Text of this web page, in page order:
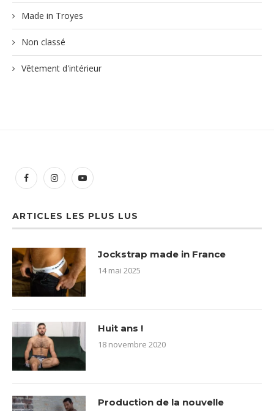
Made in Troyes
Non classé
Vêtement d'intérieur
ARTICLES LES PLUS LUS
Jockstrap made in France
14 mai 2025
Huit ans !
18 novembre 2020
Production de la nouvelle